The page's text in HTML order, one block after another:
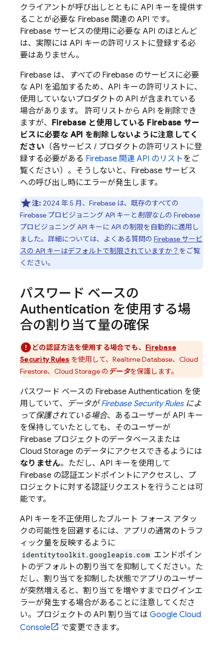
クライアントが呼び出しとともに API キーを提供す
ることが必要な Firebase 関連の API です。
Firebase サービスの使用に必要な API のほとんど
は、実際には API キーの許可リストに登録する必
要はありません。
Firebase は、
すべての Firebase のサービスに必要
な API を追加するため、API キーの許可リストに、
使用していないプロダクトの API が含まれている
場合があります。 許可リストから API を削除でき
ますが、 Firebase と使用している Firebase サー
ビスに必要な API を削除しないように注意してく
ださい （各サービス / プロダクトの許可リストに登
録する必要がある Firebase 関連 API のリストをご
覧ください）。そうしないと、Firebase サービス
への呼び出し時にエラーが発生します。
注: 2024 年 5 月、Firebase は、既存のすべての
Firebase プロビジョニング API キーと制限なしの Firebase
プロビジョニング API キーに API の制限を自動的に適用し
ました。詳細については、よくある質問の Firebase サービ
スの API キーはデフォルトで制限されていますか？ をご覧
ください。
パスワード ベースの
Authentication を使用する場
合の割り当て量の確保
どの認証方法を使用する場合でも、 Firebase
Security Rules を使用して、 Realtime Database、 Cloud
Firestore、 Cloud Storage のデータを保護します。
パスワード ベースの Firebase Authentication を使
用していて、
データがFirebase Security Rulesによ
って保護されている場合、あるユーザーが API キー
を保持していたとしても、そのユーザーが
Firebase プロジェクトのデータベースまたは
Cloud Storage のデータにアクセスできるようには
なりません。ただし、API キーを使用して
Firebase の認証エンドポイントにアクセスし、プ
ロジェクトに対する認証リクエストを行うことは可
能です。
API キーを不正使用したブルート フォース アタッ
クの可能性を回避するには、アプリの通常のトラフ
ィック量を反映するように
identitytoolkit.googleapis.com エンドポイン
トのデフォルトの割り当てを抑制してください。た
だし、割り当てを抑制した状態でアプリのユーザー
が突然増えると、割り当てを増やすまでログインエ
ラーが発生する場合があることに注意してくださ
い。プロジェクトの API 割り当ては Google Cloud
Console
で変更できます。